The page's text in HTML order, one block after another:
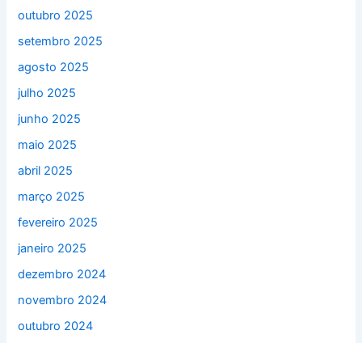
outubro 2025
setembro 2025
agosto 2025
julho 2025
junho 2025
maio 2025
abril 2025
março 2025
fevereiro 2025
janeiro 2025
dezembro 2024
novembro 2024
outubro 2024